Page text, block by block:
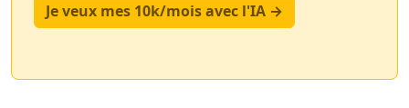
Je veux mes 10k/mois avec l'IA →